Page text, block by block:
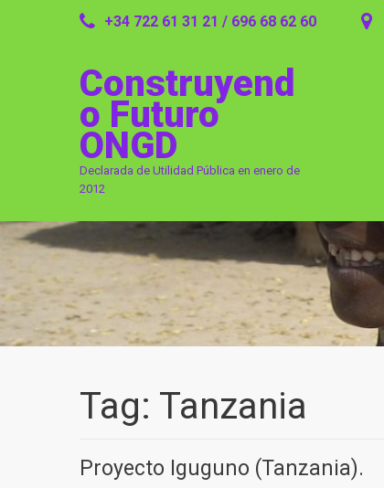
+34 722 61 31 21 / 696 68 62 60
Construyend
o Futuro
ONGD
Declarada de Utilidad Pública en enero de
2012
Tag: Tanzania
Proyecto Iguguno (Tanzania).